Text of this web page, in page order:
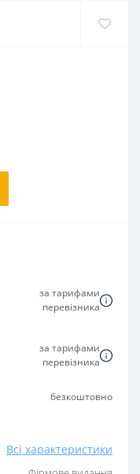
Всі характеристики
за тарифами
перевізника
за тарифами
перевізника
безкоштовно